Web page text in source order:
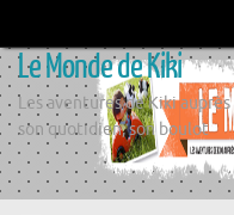
contenu
Le Monde de Kiki
Les aventures de Kiki
son quotidien, son boulot